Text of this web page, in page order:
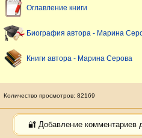
Оглавление книги
Биография автора - Марина
Книги автора - Марина Серова
Количество просмотров: 82169
🔐 Добавление комментариев